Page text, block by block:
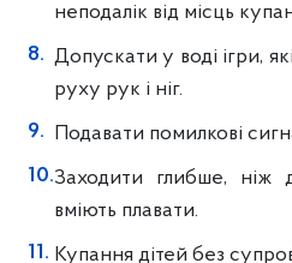
неподалік від місць
Допускати у воді ігри,
руху рук і ніг.
Подавати помилкові
Заходити глибше, ніж
вміють плавати.
Купання дітей без